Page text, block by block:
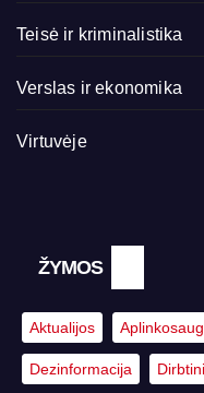
Teisė ir kriminalistika
Verslas ir ekonomika
Virtuvėje
ŽYMOS
Aktualijos
Dezinformacija